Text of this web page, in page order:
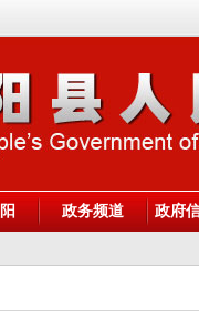
政务频道 政府